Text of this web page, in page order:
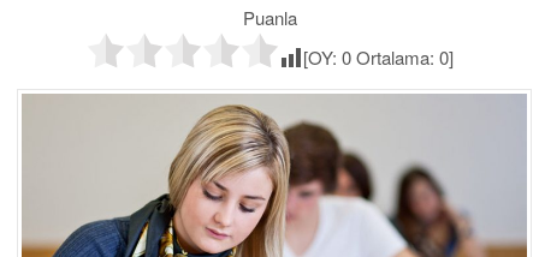
Puanla
[OY: 0Ortalama: 0]